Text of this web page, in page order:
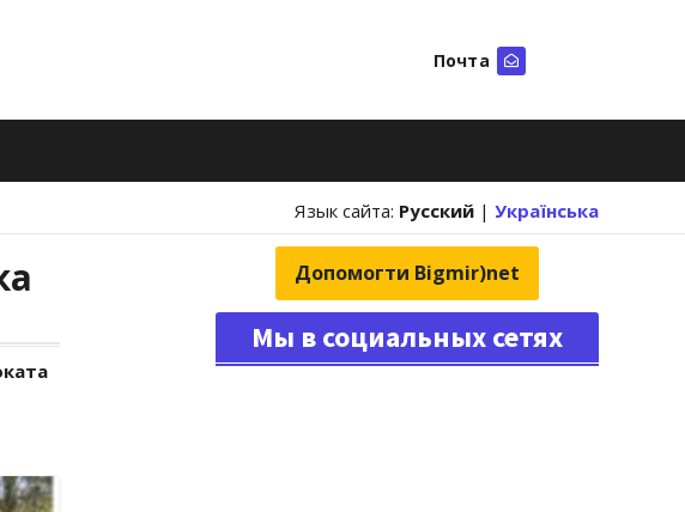
Почта
Язык сайта: Русский | Українська
Допомогти Bigmir)net
Мы в социальных сетях